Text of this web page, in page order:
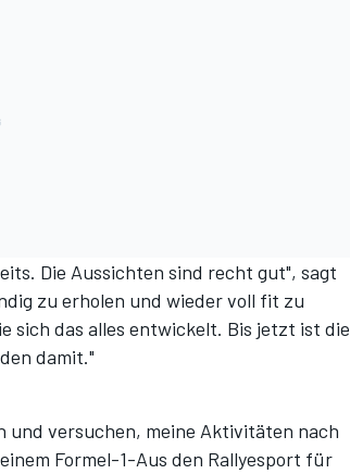
Die Aussichten sind recht gut", sagt
zu erholen und wieder voll fit zu
sich das alles entwickelt. Bis jetzt ist die
damit."
und versuchen, meine Aktivitäten nach
Formel-1-Aus den Rallyesport für